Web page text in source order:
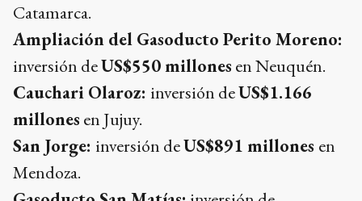
Catamarca.
Ampliación del Gasoducto Perito Moreno:
inversión deUS$550 millones en Neuquén.
Cauchari Olaroz: inversión deUS$1.166
millones en Jujuy.
San Jorge: inversión deUS$891 millones en
Mendoza.